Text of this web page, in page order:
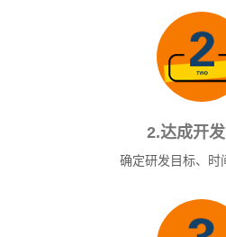
2.达成开
确定研发目标、时